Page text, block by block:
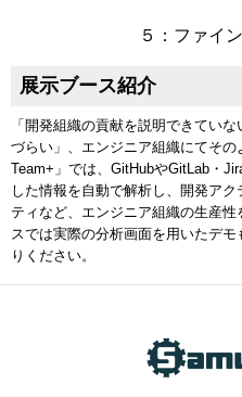
５：ファイ
展示ブース紹介
「開発組織の貢献を説明できてい
づらい」、エンジニア組織にてそ
Team+」では、GitHubやGitLab・
した情報を自動で解析し、開発ア
ティなど、エンジニア組織の生産
スでは実際の分析画面を用いたデ
りください。